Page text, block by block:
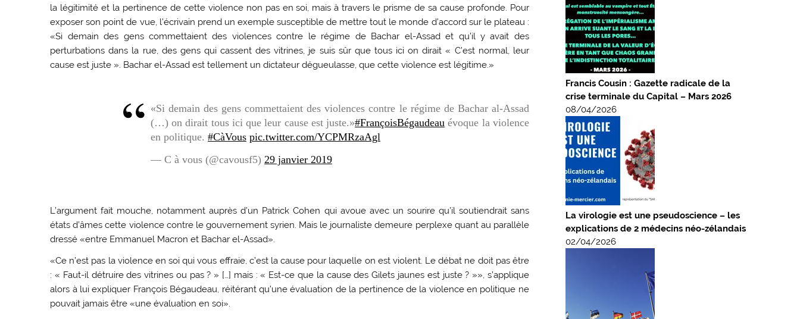
la légitimité et la pertinence de cette violence non pas en soi, mais à travers le prisme de sa cause profonde. Pour
exposer son point de vue, l’écrivain prend un exemple susceptible de mettre tout le monde d’accord sur le plateau :
«Si demain des gens commettaient des violences contre le régime de Bachar el-Assad et qu’il y avait des
perturbations dans la rue, des gens qui cassent des vitrines, je suis sûr que tous ici on dirait « C’est normal, leur
cause est juste ». Bachar el-Assad est tellement un dictateur dégueulasse, que cette violence est légitime.»
«Si demain des gens commettaient des violences contre le régime de Bachar al-Assad
(…) on dirait tous ici que leur cause est juste.»#FrançoisBégaudeau évoque la violence
en politique. #CàVous pic.twitter.com/YCPMRzaAgl
— C à vous (@cavousf5) 29 janvier 2019
L’argument fait mouche, notamment auprès d’un Patrick Cohen qui avoue avec un sourire qu’il soutiendrait sans
états d’âmes cette violence contre le gouvernement syrien. Mais le journaliste demeure perplexe quant au parallèle
dressé «entre Emmanuel Macron et Bachar el-Assad».
«Ce n’est pas la violence en soi qui vous effraie, c’est la cause pour laquelle on est violent. Le débat ne doit pas être
: « Faut-il détruire des vitrines ou pas ? » […] mais : « Est-ce que la cause des Gilets jaunes est juste ? »», s’applique
alors à lui expliquer François Bégaudeau, réitérant qu’une évaluation de la pertinence de la violence en politique ne
pouvait jamais être «une évaluation en soi».
Francis Cousin : Gazette radicale de la
crise terminale du Capital – Mars 2026
08/04/2026
La virologie est une pseudoscience – les
explications de 2 médecins néo-zélandais
02/04/2026